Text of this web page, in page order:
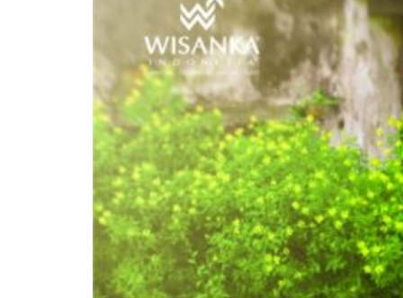
Inspirations
Contactez-Nous
À Propos De Nous
pourquoi Nous Choisir
Designer
Projets